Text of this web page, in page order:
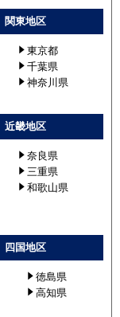
関東地区
東京都
千葉県
神奈川県
近畿地区
奈良県
三重県
和歌山県
四国地区
徳島県
高知県